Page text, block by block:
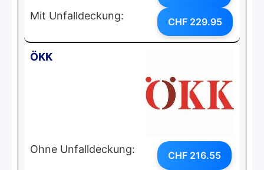
Mit Unfalldeckung: CHF 229.95
ÖKK
Ohne Unfalldeckung: CHF 216.55